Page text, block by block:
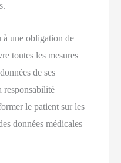
à une obligation de
toutes les mesures
de ses
responsabilité
le patient sur les
données médicales